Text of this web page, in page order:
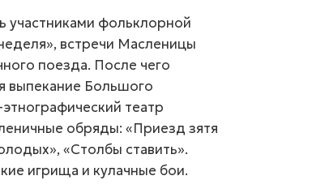
участниками фольклорной
встречи Масленицы
поезда. После чего
выпекание Большого
театр
обряды: «Приезд зятя
«Столбы ставить».
игрища и кулачные бои.